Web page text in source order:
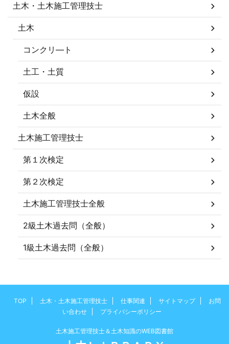
土木・土木施工管理技士
土木
コンクリ―ト
土工・土質
仮設
土木全般
土木施工管理技士
第１次検定
第２次検定
土木施工管理技士全般
2級土木過去問（全般）
1級土木過去問（全般）
TOP 土木・土木施工管理技士 仕事関連 サイトマップ
お問
い合わせ
プライバシーポリシー
土木施工管理技士＆土木知識のWEB図書館